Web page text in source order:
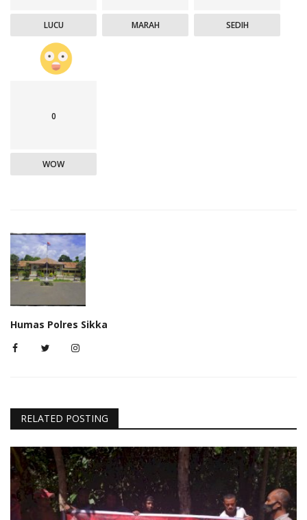
LUCU MARAH SEDIH
0
WOW
Humas Polres Sikka
RELATED POSTING